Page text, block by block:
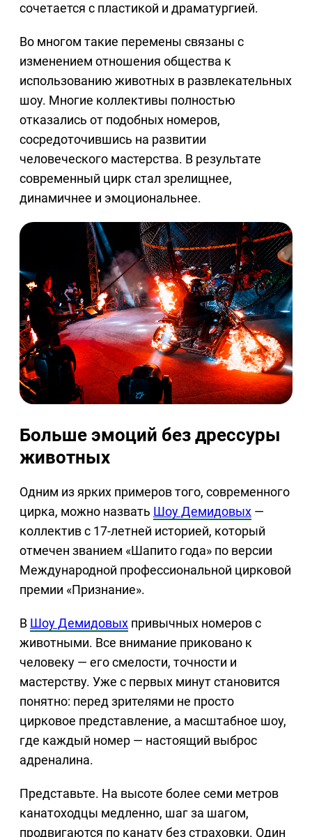
сочетается с пластикой и драматургией.
Во многом такие перемены связаны с
изменением отношения общества к
использованию животных в развлекательных
шоу. Многие коллективы полностью
отказались от подобных номеров,
сосредоточившись на развитии
человеческого мастерства. В результате
современный цирк стал зрелищнее,
динамичнее и эмоциональнее.
Больше эмоций без дрессуры
животных
Одним из ярких примеров того, современного
цирка, можно назвать Шоу Демидовых —
коллектив с 17-летней историей, который
отмечен званием «Шапито года» по версии
Международной профессиональной цирковой
премии «Признание».
В Шоу Демидовых привычных номеров с
животными. Все внимание приковано к
человеку — его смелости, точности и
мастерству. Уже с первых минут становится
понятно: перед зрителями не просто
цирковое представление, а масштабное шоу,
где каждый номер — настоящий выброс
адреналина.
Представьте. На высоте более семи метров
канатоходцы медленно, шаг за шагом,
продвигаются по канату без страховки. Один